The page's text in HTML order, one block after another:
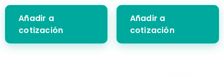
Añadir a
cotización
Añadir a
cotización